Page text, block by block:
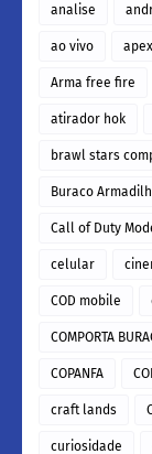
analise
ao vivo
Arma free fire
atirador hok
brawl stars
Buraco
Call of Duty
celular
COD mobile
COMPORTA
COPANFA
craft lands
curiosidade